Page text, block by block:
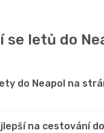
se letů do
do Neapol na
na cestování